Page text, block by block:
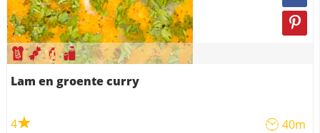
Lam en groente curry
4 40m